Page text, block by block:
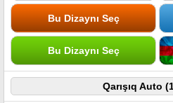
Bu Dizaynı Seç
Bu Dizaynı Seç
Qarışıq Auto